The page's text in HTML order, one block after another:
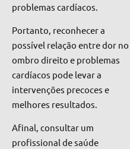
problemas cardíacos.
Portanto, reconhecer a
possível relação entre dor no
ombro direito e problemas
cardíacos pode levar a
intervenções precoces e
melhores resultados.
Afinal, consultar um
profissional de saúde